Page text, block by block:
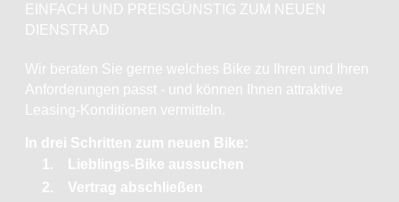
EINFACH UND PREISGÜNSTIG ZUM NEUEN
DIENSTRAD
Wir beraten Sie gerne welches Bike zu Ihren und Ihren
Anforderungen passt - und können Ihnen attraktive
Leasing-Konditionen vermitteln.
In drei Schritten zum neuen Bike:
Lieblings-Bike aussuchen
Vertrag abschließen